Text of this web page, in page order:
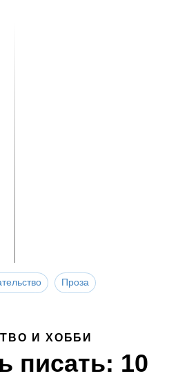
Проза
И ХОББИ
писать: 10